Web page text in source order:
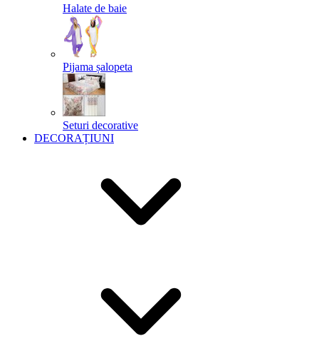
Halate de baie
Pijama șalopeta
Seturi decorative
DECORAȚIUNI